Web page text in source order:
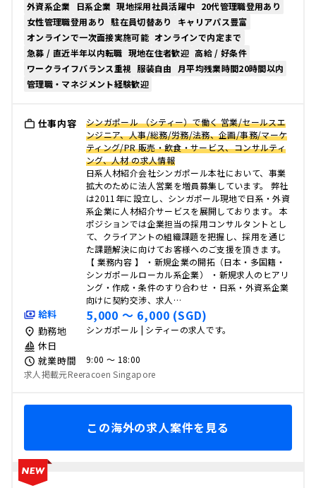
外資系企業
日系企業 現地採用社員活躍中 20代管理職登用あり
女性管理職登用あり
駐在員切替あり
キャリアパス豊富
オンラインで一次面接実施可能 オンラインで内定まで
急募 / 直近半年以内転職 現地在住者歓迎 高給 / 好条件
ワークライフバランス重視 服装自由
月平均残業時間20時間以内
管理職・マネジメント経験歓迎
仕事内容
シンガポール （シティー）で働く 営業/セールスエ
ンジニア、人事/総務/労務/法務、企画/事務/マーケ
ティング/PR 販売・飲食・サービス、コンサルティ
ング、人材 の求人情報
日系人材紹介会社シンガポール本社において、事業
拡大のために法人営業を増員募集しています。 弊社
は2011年に設立し、シンガポール現地で日系・外資
系企業に人材紹介サービスを展開しております。 本
ポジションでは企業担当の採用コンサルタントとし
て、クライアントの組織課題を把握し、採用を通じ
た課題解決に向けてお客様へのご支援を頂きます。
【 業務内容 】 ・新規企業の開拓（日本・多国籍・
シンガポールローカル系企業） ・新規求人のヒアリ
ング・作成・条件のすり合わせ ・日系・外資系企業
向けに契約交渉、求人…
給料 5,000 〜 6,000 (SGD)
勤務地 シンガポール | シティーの求人です。
休日
就業時間
9:00 〜 18:00
求人掲載元Reeracoen Singapore
この海外の求人案件を見る